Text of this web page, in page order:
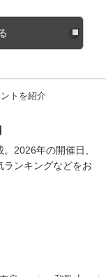
トを紹介
2026年の開催日、
ランキングなどをお